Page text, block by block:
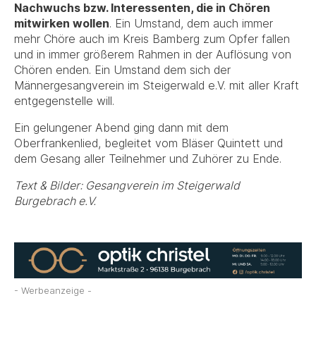
Nachwuchs bzw. Interessenten, die in Chören
mitwirken wollen. Ein Umstand, dem auch immer
mehr Chöre auch im Kreis Bamberg zum Opfer fallen
und in immer größerem Rahmen in der Auflösung von
Chören enden. Ein Umstand dem sich der
Männergesangverein im Steigerwald e.V. mit aller Kraft
entgegenstelle will.
Ein gelungener Abend ging dann mit dem
Oberfrankenlied, begleitet vom Bläser Quintett und
dem Gesang aller Teilnehmer und Zuhörer zu Ende.
Text & Bilder: Gesangverein im Steigerwald
Burgebrach e.V.
- Werbeanzeige -